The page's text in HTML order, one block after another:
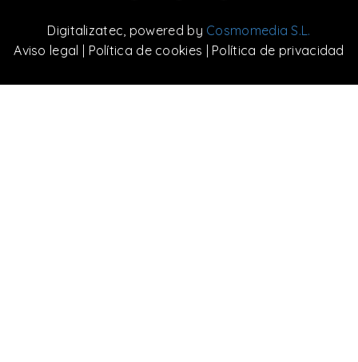
Digitalizatec , powered by Cosmomedia S.L.
Aviso legal | Política de cookies | Política de privacidad